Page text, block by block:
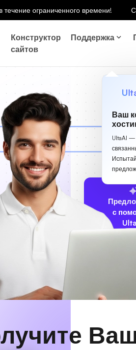
течение ограниченного времени!
Конструктор
сайтов
Поддержка
Ваш
UltaAI —
с